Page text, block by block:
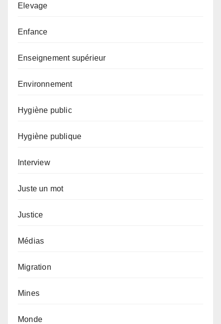
Elevage
Enfance
Enseignement supérieur
Environnement
Hygiène public
Hygiène publique
Interview
Juste un mot
Justice
Médias
Migration
Mines
Monde